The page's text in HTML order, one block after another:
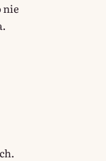
nie